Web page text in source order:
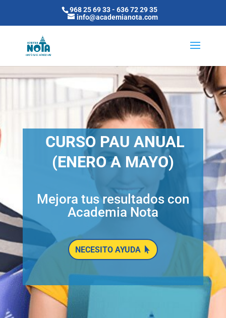
968 25 69 33-636 72 29 35
info@academianota.com
CURSO PAU ANUAL
(ENERO A MAYO)
Mejora tus resultados con
Academia Nota
NECESITO AYUDA